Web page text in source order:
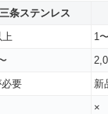
条ステンレス
上
1
要
新
×